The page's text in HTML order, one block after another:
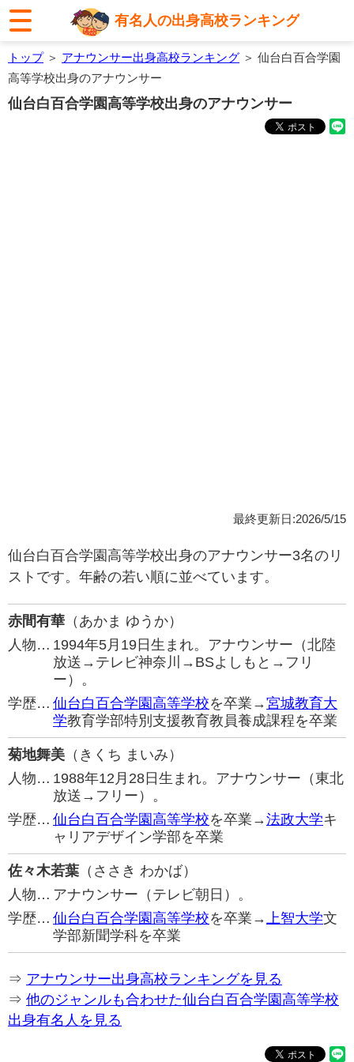
有名人の出身高校ランキング
トップ＞ アナウンサー出身高校ランキング ＞ 仙台白百合学園
高等学校出身のアナウンサー
仙台白百合学園高等学校出身のアナウンサー
最終更新日:2026/5/15
仙台白百合学園高等学校出身のアナウンサー3名のリ
ストです。年齢の若い順に並べています。
赤間有華 （あかま ゆうか）
人物… 1994年5月19日生まれ。アナウンサー（北陸
放送→テレビ神奈川→BSよしもと→フリ
ー）。
学歴… 仙台白百合学園高等学校を卒業→宮城教育大
学教育学部特別支援教育教員養成課程を卒業
菊地舞美 （きくち まいみ）
人物… 1988年12月28日生まれ。アナウンサー（東北
放送→フリー）。
学歴… 仙台白百合学園高等学校を卒業→法政大学キ
ャリアデザイン学部を卒業
佐々木若葉 （ささき わかば）
人物… アナウンサー（テレビ朝日）。
学歴… 仙台白百合学園高等学校を卒業→上智大学文
学部新聞学科を卒業
⇒ アナウンサー出身高校ランキングを見る
⇒ 他のジャンルも合わせた仙台白百合学園高等学校
出身有名人を見る